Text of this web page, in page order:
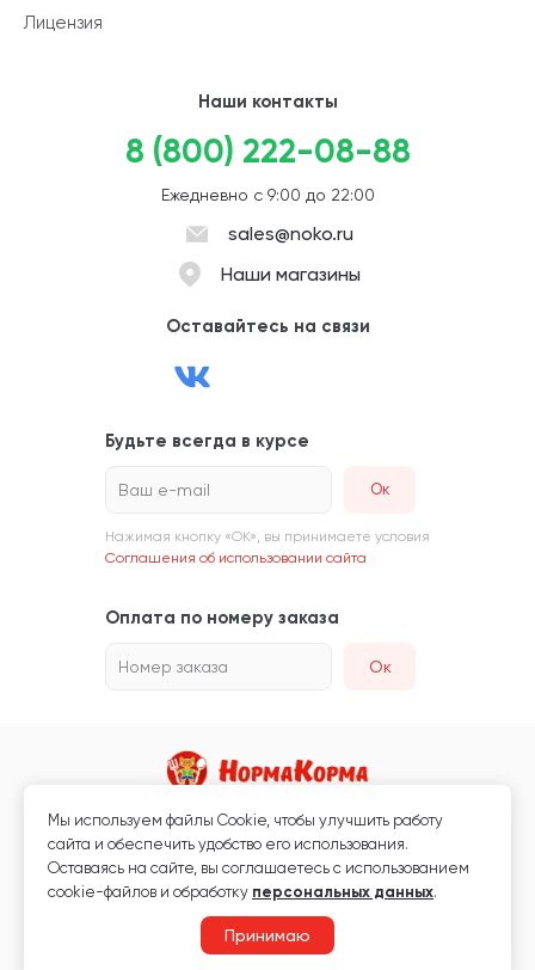
Лицензия
Наши контакты
8 (800) 222-08-88
Ежедневно с 9:00 до 22:00
sales@noko.ru
Наши магазины
Оставайтесь на связи
Будьте всегда в курсе
Ваш e-mail
Нажимая кнопку «ОК», вы принимаете условия
Соглашения об использовании сайта
Оплата по номеру заказа
Номер заказа Ок
Магазин кормов для животных и ветаптека
Любая информация, размещённая на сайте, не является публичной
офертой.
Мы используем файлы Сookie, чтобы улучшить работу
сайта и обеспечить удобство его использования.
Оставаясь на сайте, вы соглашаетесь с использованием
cookie-файлов и обработку персональных данных.
Принимаю